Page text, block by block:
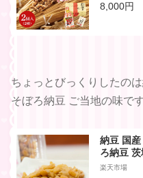
8,000円
ちょっとびっくりしたの
そぼろ納豆 ご当地の味で
納豆 国
ろ納豆
とめ買い
楽天市場